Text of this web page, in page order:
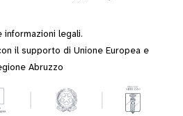
informazioni legali.
il supporto di Unione Europea e
Abruzzo